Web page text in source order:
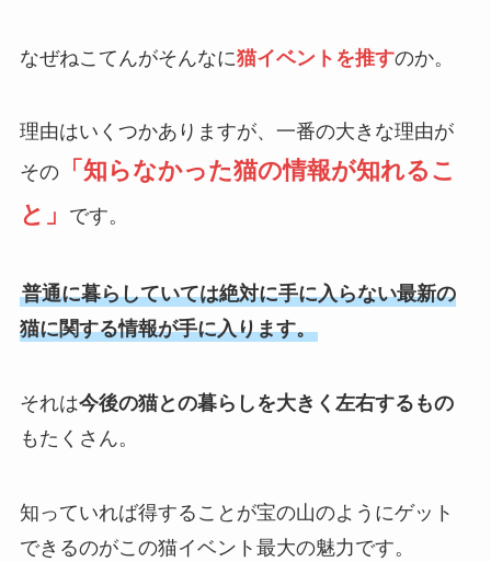
なぜねこてんがそんなに猫イベントを推すのか。
理由はいくつかありますが、一番の大きな理由が
その「知らなかった猫の情報が知れるこ
と」
です。
普通に暮らしていては絶対に手に入らない最新の
猫に関する情報が手に入ります。
それは今後の猫との暮らしを大きく左右するもの
もたくさん。
知っていれば得することが宝の山のようにゲット
できるのがこの猫イベント最大の魅力です。